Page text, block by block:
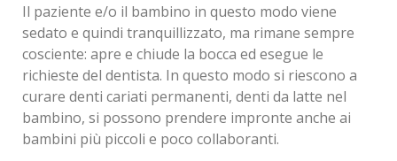
Il paziente e/o il bambino in questo modo viene
sedato e quindi tranquillizzato, ma rimane sempre
cosciente: apre e chiude la bocca ed esegue le
richieste del dentista. In questo modo si riescono a
curare denti cariati permanenti, denti da latte nel
bambino, si possono prendere impronte anche ai
bambini più piccoli e poco collaboranti.